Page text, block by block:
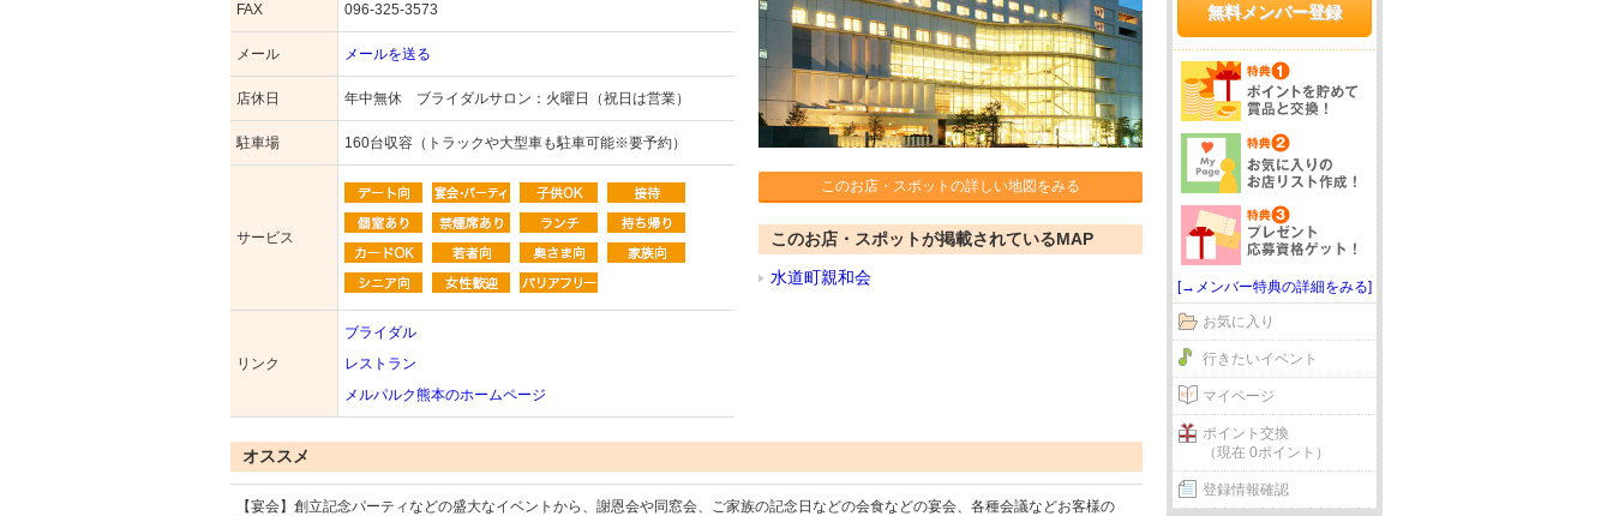
FAX 096-325-3573
メール メールを送る
店休日 年中無休 ブライダルサロン：火曜日（祝日は営業）
駐車場 160台収容（トラックや大型車も駐車可能※要予約）
サービス
リンク
ブライダル
レストラン
メルパルク熊本のホームページ
このお店・スポットの詳しい地図をみる
このお店・スポットが掲載されているMAP
水道町親和会
オススメ
【宴会】創立記念パーティなどの盛大なイベントから、謝恩会や同窓会、ご家族の記念日などの会食などの宴会、各種会議などお客様の
無料メンバー登録
[→メンバー特典の詳細をみる]
お気に入り
行きたいイベント
マイページ
ポイント交換
（現在 0ポイント）
登録情報確認